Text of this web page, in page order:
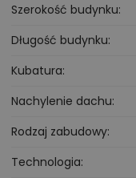
Szerokość budynku
Długość budynku
Kubatura
Nachylenie dachu
Rodzaj zabudowy
Technologia